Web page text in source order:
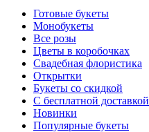
Готовые букеты
Монобукеты
Все розы
Цветы в коробочках
Свадебная флористика
Открытки
Букеты со скидкой
С бесплатной доставкой
Новинки
Популярные букеты